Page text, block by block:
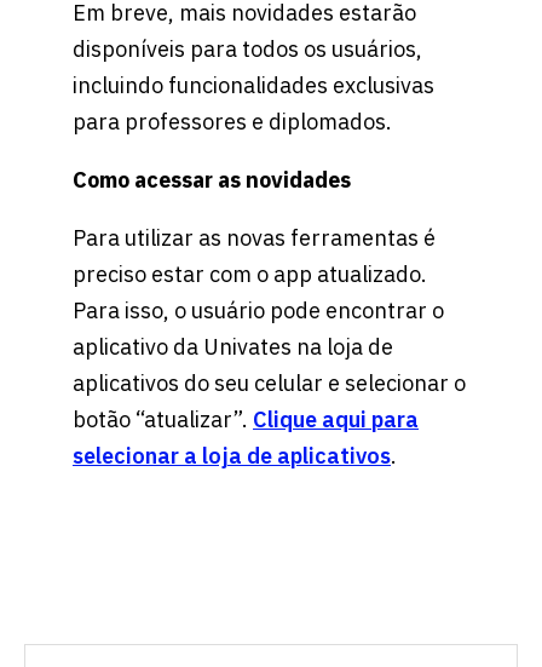
Em breve, mais novidades estarão
disponíveis para todos os usuários,
incluindo funcionalidades exclusivas
para professores e diplomados.
Como acessar as novidades
Para utilizar as novas ferramentas é
preciso estar com o app atualizado.
Para isso, o usuário pode encontrar o
aplicativo da Univates na loja de
aplicativos do seu celular e selecionar o
botão “atualizar”. Clique aqui para
selecionar a loja de aplicativos.